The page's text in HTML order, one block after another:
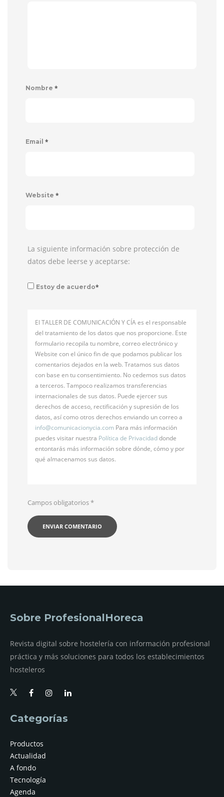
Nombre *
Email *
Website *
La siguiente información sobre protección de
datos debe leerse y aceptarse:
Estoy de acuerdo*
El TALLER DE COMUNICACIÓN Y CÍA es el responsable
del tratamiento de los datos que nos proporcione. Este
formulario recopila tu nombre, correo electrónico y
Website con el único fin de que podamos publicar los
comentarios dejados en la web. Tratamos sus datos
con base en tu consentimiento. No cedemos sus datos
a terceros. Tampoco realizamos transferencias
internacionales de sus datos. Puede ejercer sus
derechos de acceso, rectificación y supresión de los
datos, así como otros derechos enviando un correo a
info@comunicacionycia.com Para más información
puedes visitar nuestra Política de Privacidaddonde
entontarás más información sobre dónde, cómo y por
qué almacenamos sus datos.
Campos obligatorios*
Sobre ProfesionalHoreca
Revista digital sobre hostelería con información profesional
práctica y más soluciones para todos los establecimientos
hosteleros
Categorías
Productos
Actualidad
A fondo
Tecnología
Agenda